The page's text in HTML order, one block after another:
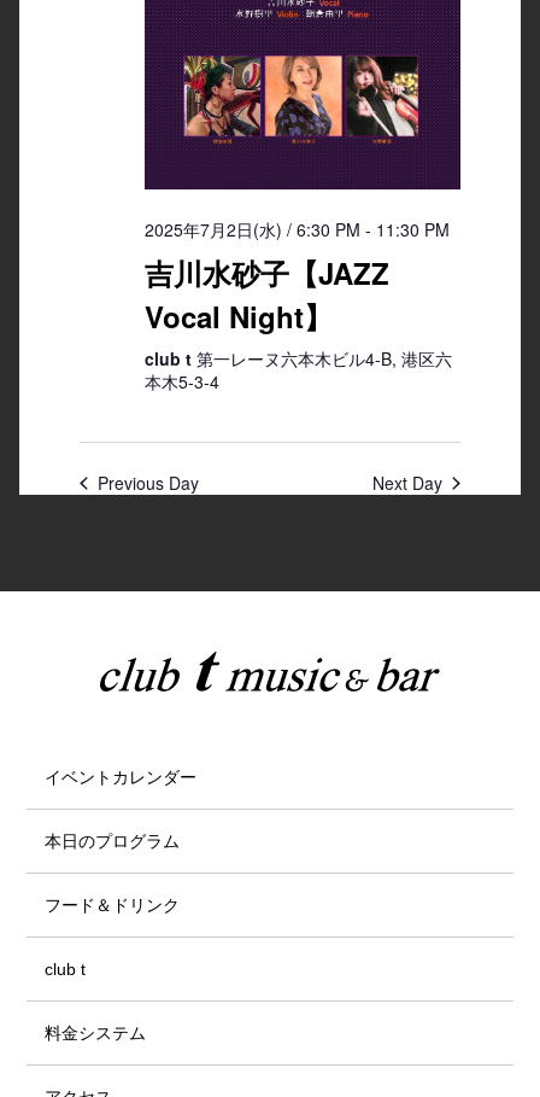
2025年7月2日(水) / 6:30 PM - 11:30 PM
吉川水砂子【JAZZ
Vocal Night】
club t 第一レーヌ六本木ビル4-B, 港区六
本木5-3-4
Previous Day Next Day
イベントカレンダー
本日のプログラム
フード＆ドリンク
club t
料金システム